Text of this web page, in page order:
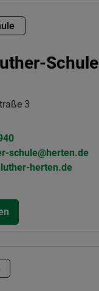
Schule
3
schule@herten.de
herten.de